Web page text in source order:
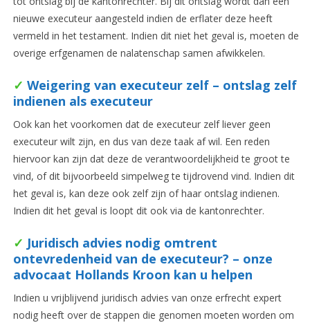
nieuwe executeur aangesteld indien de erflater deze heeft
vermeld in het testament. Indien dit niet het geval is, moeten de
overige erfgenamen de nalatenschap samen afwikkelen.
✓ Weigering van executeur zelf – ontslag zelf
indienen als executeur
Ook kan het voorkomen dat de executeur zelf liever geen
executeur wilt zijn, en dus van deze taak af wil. Een reden
hiervoor kan zijn dat deze de verantwoordelijkheid te groot te
vind, of dit bijvoorbeeld simpelweg te tijdrovend vind. Indien dit
het geval is, kan deze ook zelf zijn of haar ontslag indienen.
Indien dit het geval is loopt dit ook via de kantonrechter.
✓ Juridisch advies nodig omtrent
ontevredenheid van de executeur? – onze
advocaat Hollands Kroon kan u helpen
Indien u vrijblijvend juridisch advies van onze erfrecht expert
nodig heeft over de stappen die genomen moeten worden om